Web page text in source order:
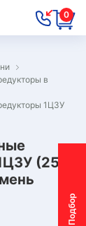
0
П
о
д
б
о
р
м
о
т
о
р
-
р
е
д
у
к
т
о
р
в
1Ц3У
(250)